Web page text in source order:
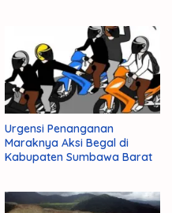
Urgensi Penanganan
Maraknya Aksi Begal di
Kabupaten Sumbawa Barat